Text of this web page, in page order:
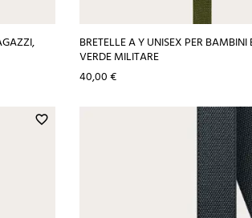
BRETELLE A Y UNISEX PER
VERDE MILITARE
Prezzo
40,00 €
favorite_border